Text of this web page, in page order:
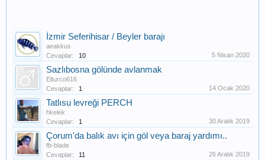
İzmir Seferihisar / Beyler barajı
aeakkus
Cevaplar:
10 5 Nisan 2020
Sazlıbosna gölünde avlanmak
Elturco616
Cevaplar:
1 14 Ocak 2020
Tatlısu levreği PERCH
hkelek
Cevaplar:
1 30 Aralık 2019
Çorum'da balık avı için göl veya baraj yardımı..
fb-blade
Cevaplar:
11 26 Aralık 2019